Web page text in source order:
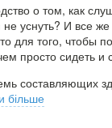
о том, как
не уснуть? И все
для того, чтобы
просто сидеть и
составляющих
більше